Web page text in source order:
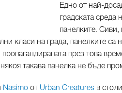
Едно от най-
градската среда
панелките.
класи на града, панелките са
през това
такава панелка не бъде
Nasimo от Urban Creatures в